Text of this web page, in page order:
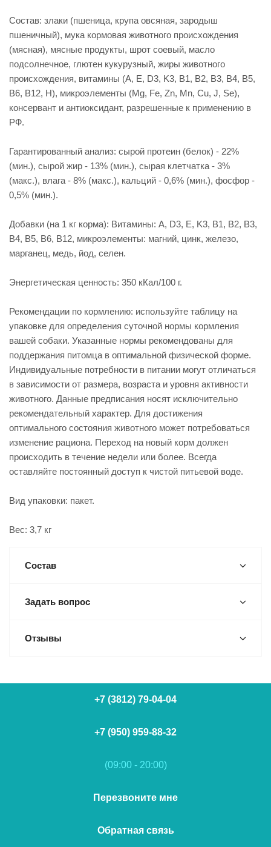
Состав: злаки (пшеница, крупа овсяная, зародыш
пшеничный), мука кормовая животного происхождения
(мясная), мясные продукты, шрот соевый, масло
подсолнечное, глютен кукурузный, жиры животного
происхождения, витамины (A, E, D3, K3, B1, B2, B3, B4, B5,
B6, B12, H), микроэлементы (Mg, Fe, Zn, Mn, Cu, J, Se),
консервант и антиоксидант, разрешенные к применению в
РФ.
Гарантированный анализ: сырой протеин (белок) - 22%
(мин.), сырой жир - 13% (мин.), сырая клетчатка - 3%
(макс.), влага - 8% (макс.), кальций - 0,6% (мин.), фосфор -
0,5% (мин.).
Добавки (на 1 кг корма): Витамины: A, D3, E, K3, B1, B2, B3,
B4, B5, B6, B12, микроэлементы: магний, цинк, железо,
марганец, медь, йод, селен.
Энергетическая ценность: 350 кКал/100 г.
Рекомендации по кормлению: используйте таблицу на
упаковке для определения суточной нормы кормления
вашей собаки. Указанные нормы рекомендованы для
поддержания питомца в оптимальной физической форме.
Индивидуальные потребности в питании могут отличаться
в зависимости от размера, возраста и уровня активности
животного. Данные предписания носят исключительно
рекомендательный характер. Для достижения
оптимального состояния животного может потребоваться
изменение рациона. Переход на новый корм должен
происходить в течение недели или более. Всегда
оставляйте постоянный доступ к чистой питьевой воде.
Вид упаковки: пакет.
Вес: 3,7 кг
Состав
Задать вопрос
Отзывы
+7 (3812) 79-04-04
+7 (950) 959-88-32
(09:00 - 20:00)
Перезвоните мне
Обратная связь